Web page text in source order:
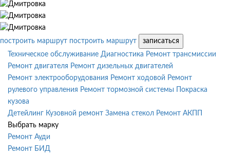
построить маршрут построить маршрут
записаться
Техническое обслуживание Диагностика Ремонт трансмиссии
Ремонт двигателя Ремонт дизельных двигателей
Ремонт электрооборудования Ремонт ходовой Ремонт
рулевого управления Ремонт тормозной системы
Покраска
кузова
Детейлинг Кузовной ремонт Замена стекол Ремонт АКПП
Выбрать марку
Ремонт Ауди
Ремонт БИД